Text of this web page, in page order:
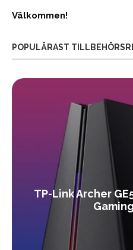
Välkommen!
POPULÄRAST
TP-Link Archer